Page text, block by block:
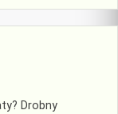
Drobny